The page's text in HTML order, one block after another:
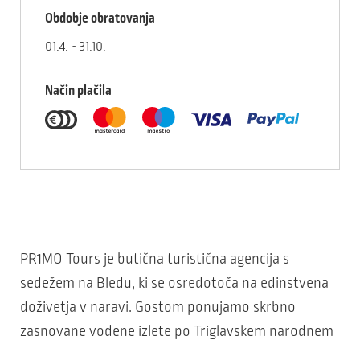
Obdobje obratovanja
01.4. - 31.10.
Način plačila
PR1MO Tours je butična turistična agencija s
sedežem na Bledu, ki se osredotoča na edinstvena
doživetja v naravi. Gostom ponujamo skrbno
zasnovane vodene izlete po Triglavskem narodnem